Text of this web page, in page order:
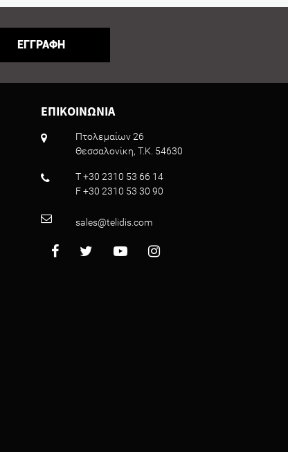
ΕΓΓΡΑΦΗ
ΕΠΙΚΟΙΝΩΝΙΑ
Πτολεμαίων 26
Θεσσαλονίκη, T.K. 54630
T +30 2310 53 66 14
F +30 2310 53 30 90
sales@telidis.com